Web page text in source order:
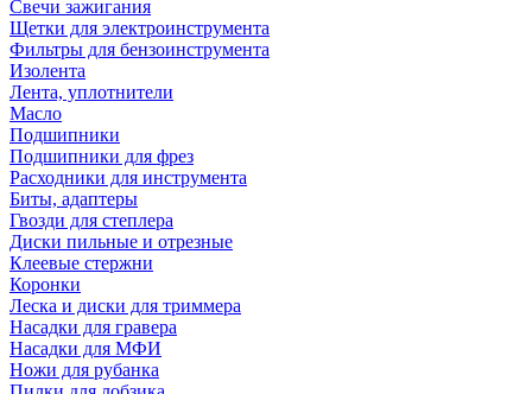
Свечи зажигания
Щетки для электроинструмента
Фильтры для бензоинструмента
Изолента
Лента, уплотнители
Масло
Подшипники
Подшипники для фрез
Расходники для инструмента
Биты, адаптеры
Гвозди для степлера
Диски пильные и отрезные
Клеевые стержни
Коронки
Леска и диски для триммера
Насадки для гравера
Насадки для МФИ
Ножи для рубанка